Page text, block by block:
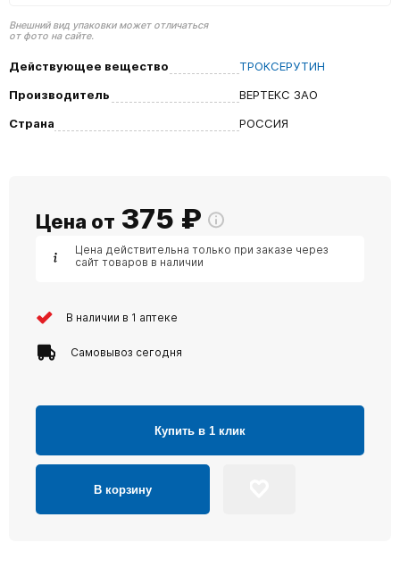
Внешний вид упаковки может отличаться
от фото на сайте.
Действующее вещество
ТРОКСЕРУТИН
Производитель
ВЕРТЕКС ЗАО
Страна
РОССИЯ
Цена от 375 ₽
Цена действительна только при заказе через
сайт товаров в наличии
В наличии в 1 аптеке
Самовывоз сегодня
Купить в 1 клик
В корзину